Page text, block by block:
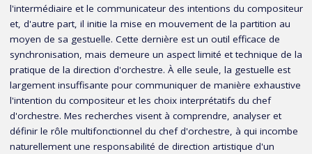
l'intermédiaire et le communicateur des intentions du compositeur
et, d'autre part, il initie la mise en mouvement de la partition au
moyen de sa gestuelle. Cette dernière est un outil efficace de
synchronisation, mais demeure un aspect limité et technique de la
pratique de la direction d'orchestre. À elle seule, la gestuelle est
largement insuffisante pour communiquer de manière exhaustive
l'intention du compositeur et les choix interprétatifs du chef
d'orchestre. Mes recherches visent à comprendre, analyser et
définir le rôle multifonctionnel du chef d'orchestre, à qui incombe
naturellement une responsabilité de direction artistique d'un